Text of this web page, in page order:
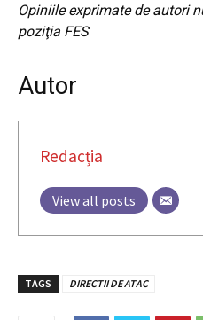
Opiniile exprimate de autori
poziţia FES
Autor
Redacția
View all posts
TAGS DIRECTII DE ATAC